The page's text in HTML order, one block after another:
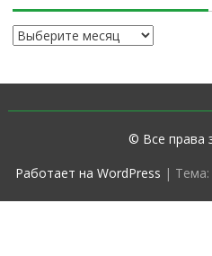
А
в
© Все права
Работает на WordPress |